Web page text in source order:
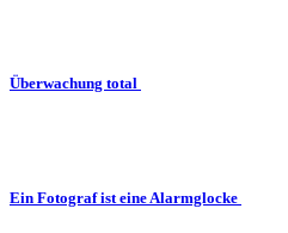
Überwachung total
Ein Fotograf ist eine Alarmglocke